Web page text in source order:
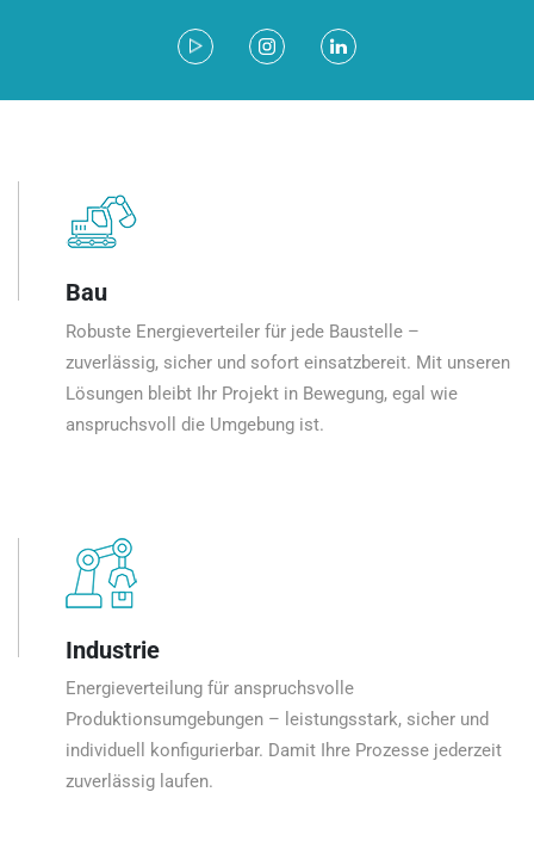
Bau
Robuste Energieverteiler für jede Baustelle –
zuverlässig, sicher und sofort einsatzbereit. Mit unseren
Lösungen bleibt Ihr Projekt in Bewegung, egal wie
anspruchsvoll die Umgebung ist.
Industrie
Energieverteilung für anspruchsvolle
Produktionsumgebungen – leistungsstark, sicher und
individuell konfigurierbar. Damit Ihre Prozesse jederzeit
zuverlässig laufen.